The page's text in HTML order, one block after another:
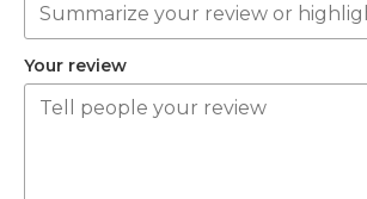
Your review